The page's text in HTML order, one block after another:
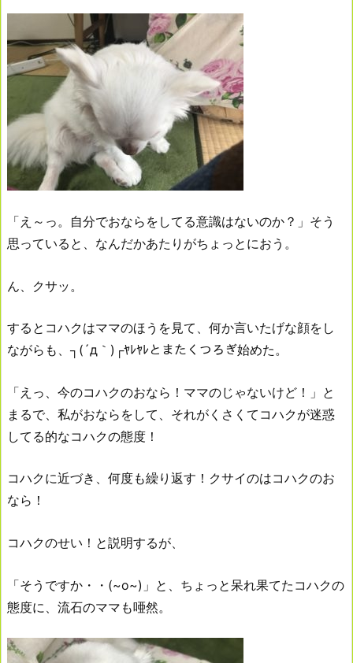
「え～っ。自分でおならをしてる意識はないのか？」そう
思っていると、なんだかあたりがちょっとにおう。
ん、クサッ。
するとコハクはママのほうを見て、何か言いたげな顔をし
ながらも、┐(´д｀)┌ﾔﾚﾔﾚとまたくつろぎ始めた。
「えっ、今のコハクのおなら！ママのじゃないけど！」と
まるで、私がおならをして、それがくさくてコハクが迷惑
してる的なコハクの態度！
コハクに近づき、何度も繰り返す！クサイのはコハクのお
なら！
コハクのせい！と説明するが、
「そうですか・・(~o~)」と、ちょっと呆れ果てたコハクの
態度に、流石のママも唖然。